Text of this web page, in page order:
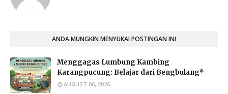
ANDA MUNGKIN MENYUKAI POSTINGAN INI
Menggagas Lumbung Kambing
Karangpucung: Belajar dari Bengbulang*
AUGUST 06, 2026